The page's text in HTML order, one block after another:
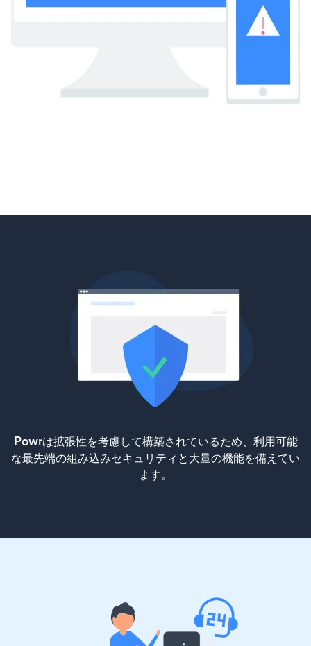
Powrは拡張性を考慮して構築されているため、利用可能
な最先端の組み込みセキュリティと大量の機能を備えてい
ます。